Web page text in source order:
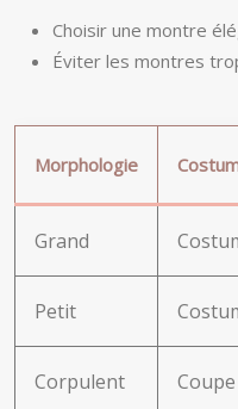
Choisir une montre
Éviter les montres
Morphologie
Grand
Petit
Corpulent